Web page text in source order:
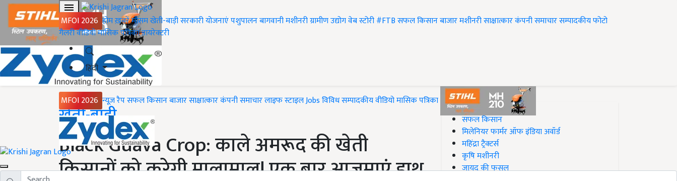
MFOI 2026 होमख़बरेंमौसमखेती-बाड़ीसरकारी योजनाएंपशुपालनबागवानीमशीनरीग्रामीण उद्योगवेब स्टोरी#FTBसफल किसानबाजारमशीनरीसाक्षात्कारकंपनी समाचारसम्पादकीयफोटो
गैलरीवीडियोमासिक पत्रिकाडायरेक्टरी
हिंदी
MFOI 2026 न्यूज़ रैपसफल किसानबाजारसाक्षात्कारकंपनी समाचारलाइफ स्टाइलJobsविविधसम्पादकीयवीडियोमासिक पत्रिका
Home
खेती-बाड़ी
Black Guava Crop: काले अमरूद की खेती
किसानों को करेगी मालामाल! एक बार आजमाएं हाथ
#Top on Krishi Jagran
सफल किसान
मिलेनियर फार्मर ऑफ इंडिया अवॉर्ड
महिंद्रा ट्रैक्टर्स
कृषि मशीनरी
जायद की फसल